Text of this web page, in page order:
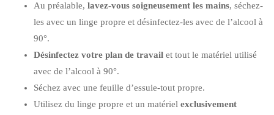
Au préalable, lavez-vous soigneusement les mains, séchez-
les avec un linge propre et désinfectez-les avec de l’alcool à
90°.
Désinfectez votre plan de travail et tout le matériel utilisé
avec de l’alcool à 90°.
Séchez avec une feuille d’essuie-tout propre.
Utilisez du linge propre et un matériel exclusivement